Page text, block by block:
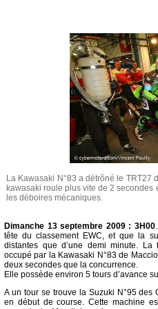
La Kawasaki N°83 a détrôné le TRT27
kawasaki roule plus vite de 2
les déboires mécaniques.
Dimanche 13 septembre 2009 : 3H00
tête du classement EWC, et que la
distantes que d’une demi minute.
occupé par la Kawasaki N°83 de
deux secondes que la concurrence.
Elle possède environ 5 tours d’avance
A un tour se trouve la Suzuki N°95
en début de course. Cette machine